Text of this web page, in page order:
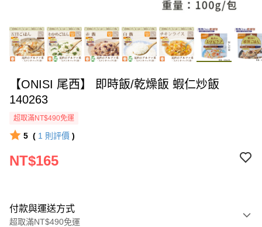
【ONISI 尾西】 即時飯/乾燥飯 蝦仁炒飯
140263
超取滿NT$490免運
5 ( 1 則評價 )
NT$165
付款與運送方式
超取滿NT$490免運